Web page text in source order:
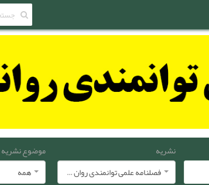
نشریه
فصلنامه علمی توانمندی روان شناختی
موضوع نشریه
همه